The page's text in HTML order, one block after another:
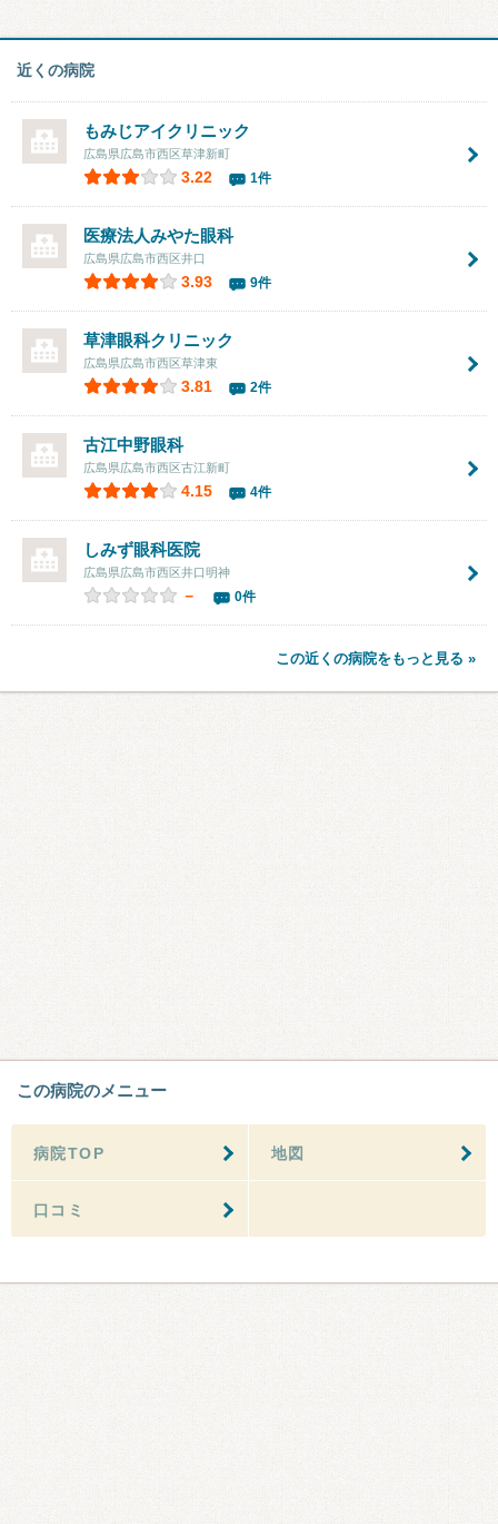
近くの病院
もみじアイクリニック
広島県広島市西区草津新町
3.22 1件
医療法人みやた眼科
広島県広島市西区井口
3.93 9件
草津眼科クリニック
広島県広島市西区草津東
3.81 2件
古江中野眼科
広島県広島市西区古江新町
4.15 4件
しみず眼科医院
広島県広島市西区井口明神
－ 0件
この近くの病院をもっと見る »
この病院のメニュー
病院TOP 地図
口コミ